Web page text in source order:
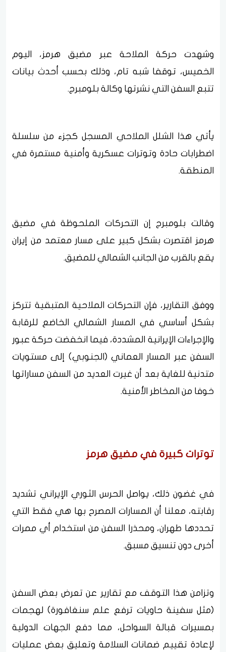
وشهدت حركة الملاحة عبر مضيق هرمز، اليوم
الخميس، توقفا شبه تام، وذلك بحسب أحدث بيانات
تتبع السفن التي نشرتها وكالة بلومبرج.
يأتي هذا الشلل الملاحي المسجل كجزء من سلسلة
اضطرابات حادة وتوترات عسكرية وأمنية مستمرة في
المنطقة.
وقالت بلومبرج إن التحركات الملحوظة في مضيق
هرمز اقتصرت بشكل كبير على مسار معتمد من إيران
يقع بالقرب من الجانب الشمالي للمضيق.
ووفق التقارير، فإن التحركات الملاحية المتبقية تتركز
بشكل أساسي في المسار الشمالي الخاضع للرقابة
والإجراءات الإيرانية المشددة، فيما انخفضت حركة عبور
السفن عبر المسار العماني (الجنوبي) إلى مستويات
متدنية للغاية بعد أن غيرت العديد من السفن مساراتها
خوفا من المخاطر الأمنية.
توترات كبيرة في مضيق هرمز
في غضون ذلك، يواصل الحرس الثوري الإيراني تشديد
رقابته، معلنا أن المسارات المصرح بها هي فقط التي
تحددها طهران، ومحذرا السفن من استخدام أي ممرات
أخرى دون تنسيق مسبق.
وتزامن هذا التوقف مع تقارير عن تعرض بعض السفن
(مثل سفينة حاويات ترفع علم سنغافورة) لهجمات
بمسيرات قبالة السواحل، مما دفع الجهات الدولية
لإعادة تقييم ضمانات السلامة وتعليق بعض عمليات